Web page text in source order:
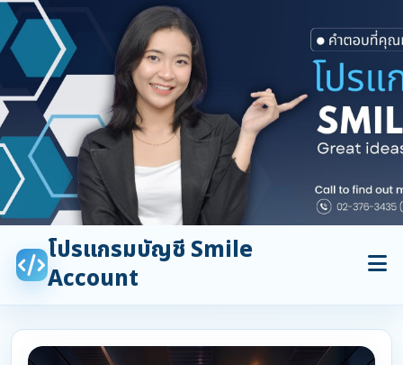
โปรแกรมบัญชี Smile
Account